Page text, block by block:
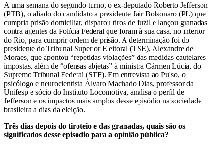
A uma semana do segundo turno, o ex-deputado Roberto Jefferson
(PTB), o aliado do candidato a presidente Jair Bolsonaro (PL) que
cumpria prisão domiciliar, disparou tiros de fuzil e lançou granadas
contra agentes da Polícia Federal que foram à sua casa, no interior
do Rio, para cumprir ordem de prisão. A determinação foi do
presidente do Tribunal Superior Eleitoral (TSE), Alexandre de
Moraes, que apontou “repetidas violações” das medidas cautelares
impostas, além de “ofensas abjetas” à ministra Cármen Lúcia, do
Supremo Tribunal Federal (STF). Em entrevista ao Pulso, o
psicólogo e neurocientista Álvaro Machado Dias, professor da
Unifesp e sócio do Instituto Locomotiva, analisa o perfil de
Jefferson e os impactos mais amplos desse episódio na sociedade
brasileira a dias da eleição.
Três dias depois do tiroteio e das granadas, quais são os
significados desse episódio para a opinião pública?